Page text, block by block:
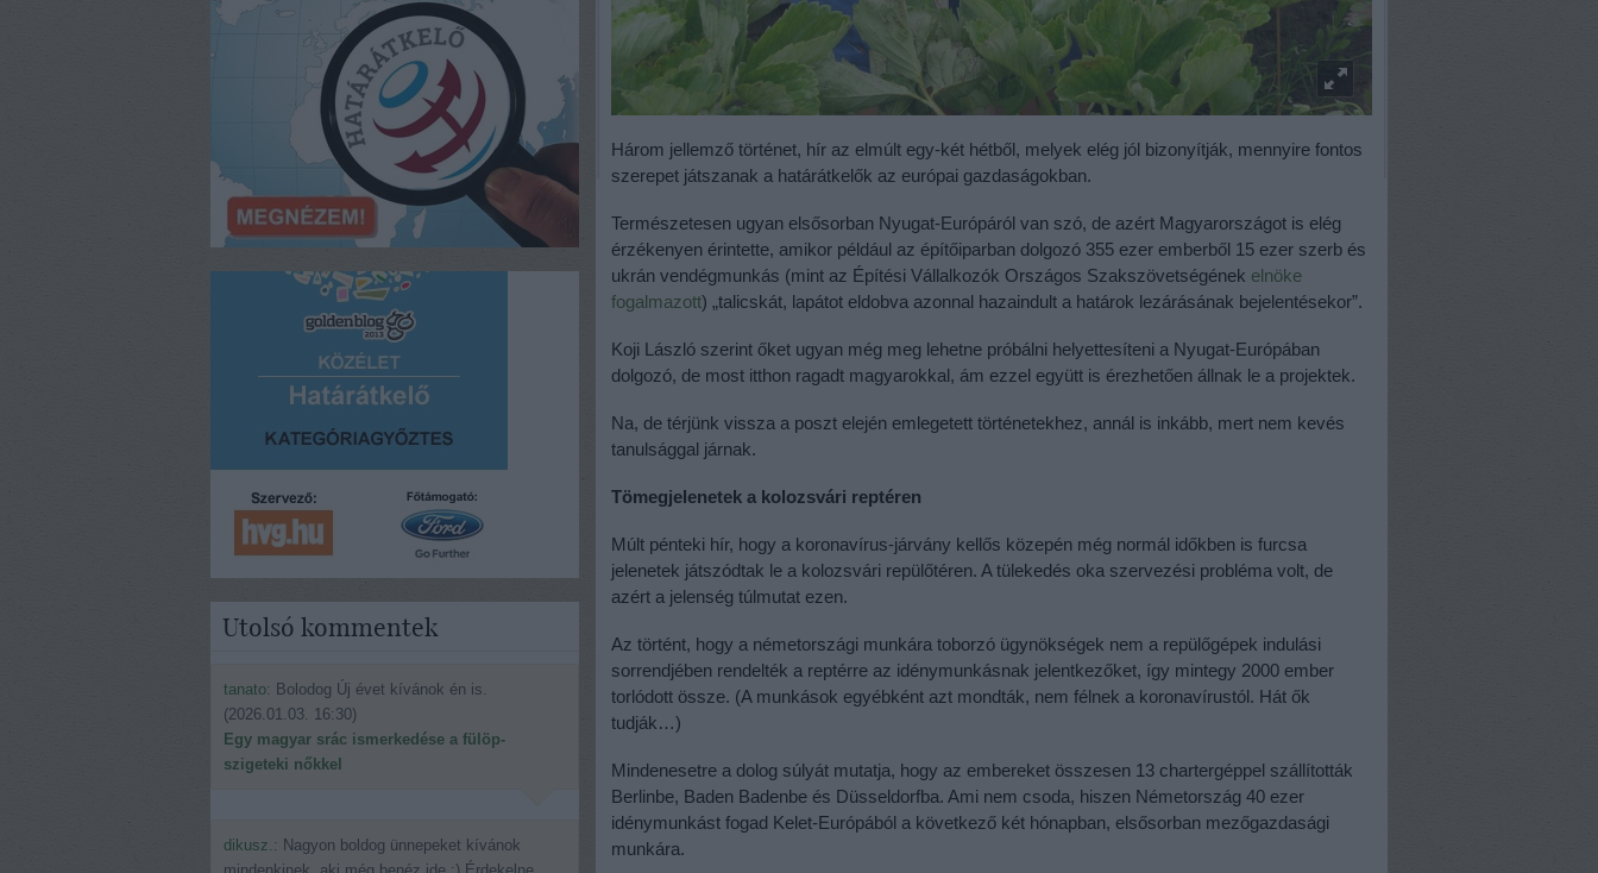
Utolsó kommentek
tanato: Bolodog Új évet kívánok én is.
(2026.01.03. 16:30)
Egy magyar srác ismerkedése a fülöp-
szigeteki nőkkel
dikusz.: Nagyon boldog ünnepeket kívánok
Három jellemző történet, hír az elmúlt egy-két hétből, melyek elég jól bizonyítják, mennyire fontos
szerepet játszanak a határátkelők az európai gazdaságokban.
Természetesen ugyan elsősorban Nyugat-Európáról van szó, de azért Magyarországot is elég
érzékenyen érintette, amikor például az építőiparban dolgozó 355 ezer emberből 15 ezer szerb és
ukrán vendégmunkás (mint az Építési Vállalkozók Országos Szakszövetségének elnöke
fogalmazott) „talicskát, lapátot eldobva azonnal hazaindult a határok lezárásának bejelentésekor”.
Koji László szerint őket ugyan még meg lehetne próbálni helyettesíteni a Nyugat-Európában
dolgozó, de most itthon ragadt magyarokkal, ám ezzel együtt is érezhetően állnak le a projektek.
Na, de térjünk vissza a poszt elején emlegetett történetekhez, annál is inkább, mert nem kevés
tanulsággal járnak.
Tömegjelenetek a kolozsvári reptéren
Múlt pénteki hír, hogy a koronavírus-járvány kellős közepén még normál időkben is furcsa
jelenetek játszódtak le a kolozsvári repülőtéren. A tülekedés oka szervezési probléma volt, de
azért a jelenség túlmutat ezen.
Az történt, hogy a németországi munkára toborzó ügynökségek nem a repülőgépek indulási
sorrendjében rendelték a reptérre az idénymunkásnak jelentkezőket, így mintegy 2000 ember
torlódott össze. (A munkások egyébként azt mondták, nem félnek a koronavírustól. Hát ők
tudják…)
Mindenesetre a dolog súlyát mutatja, hogy az embereket összesen 13 chartergéppel szállították
Berlinbe, Baden Badenbe és Düsseldorfba. Ami nem csoda, hiszen Németország 40 ezer
idénymunkást fogad Kelet-Európából a következő két hónapban, elsősorban mezőgazdasági
munkára.